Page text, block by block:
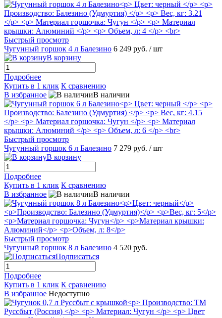
Быстрый просмотр
Чугунный горшок 4 л Балезино 6 249 руб. / шт
В корзину
Подробнее
Купить в 1 клик К сравнению
В избранное
В наличии
Быстрый просмотр
Чугунный горшок 6 л Балезино 7 279 руб. / шт
В корзину
Подробнее
Купить в 1 клик К сравнению
В избранное
В наличии
Быстрый просмотр
Чугунный горшок 8 л Балезино 4 520 руб.
Подписаться
Подробнее
Купить в 1 клик К сравнению
В избранное Недоступно